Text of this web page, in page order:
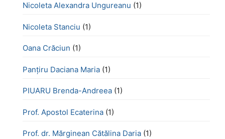
Nicoleta Alexandra Ungureanu (1)
Nicoleta Stanciu (1)
Oana Crăciun (1)
Panțiru Daciana Maria (1)
PIUARU Brenda-Andreea (1)
Prof. Apostol Ecaterina (1)
Prof. dr. Mărginean Cătălina Daria (1)